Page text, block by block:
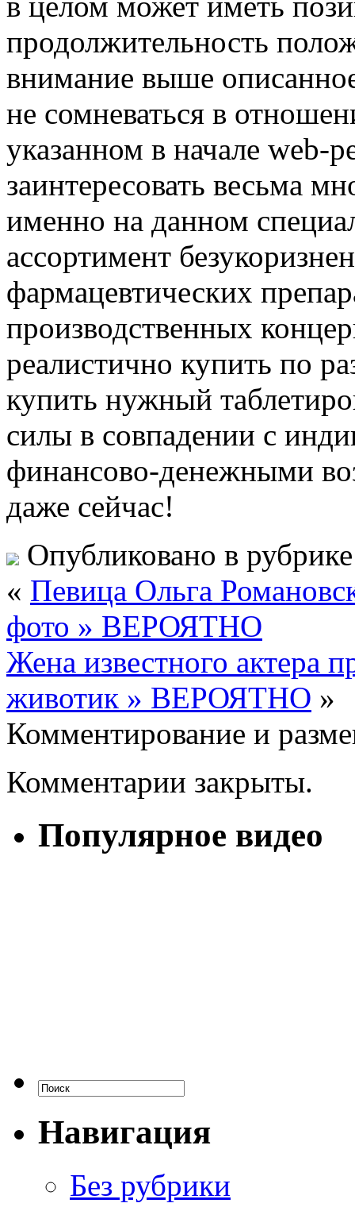
продолжительность
внимание выше
не сомневаться в
указанном в начале web-
заинтересовать весьма
именно на данном
ассортимент
фармацевтических
производственных
реалистично купить по
купить нужный
силы в совпадении с
финансово-денежными
даже сейчас!
Опубликовано в
« Певица Ольга
фото » ВЕРОЯТНО
Жена известного актера
животик » ВЕРОЯТНО »
Комментирование и
Комментарии закрыты.
Популярное видео
Навигация
Без рубрики